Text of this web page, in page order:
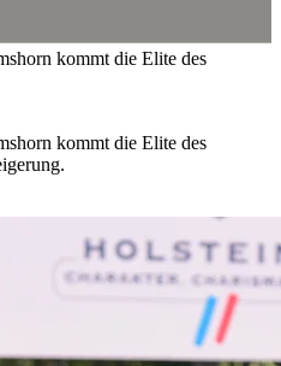
kommt die Elite des
kommt die Elite des